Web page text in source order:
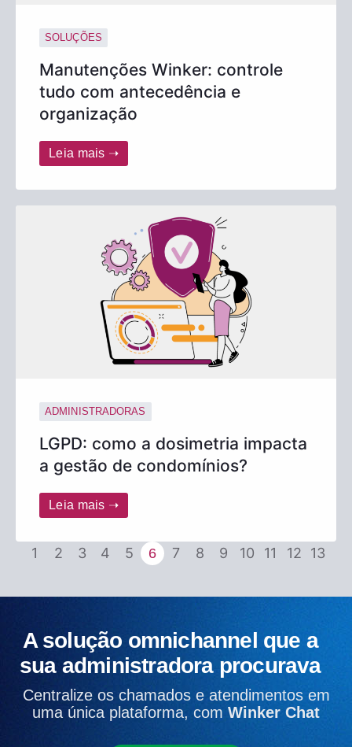
SOLUÇÕES
Manutenções Winker: controle
tudo com antecedência e
organização
Leia mais ➝
ADMINISTRADORAS
LGPD: como a dosimetria impacta
a gestão de condomínios?
Leia mais ➝
1 2 3 4 5 6 7 8 9 10 11 12 13
A solução omnichannel que a
sua administradora procurava
Centralize os chamados e atendimentos em
uma única plataforma, com Winker Chat